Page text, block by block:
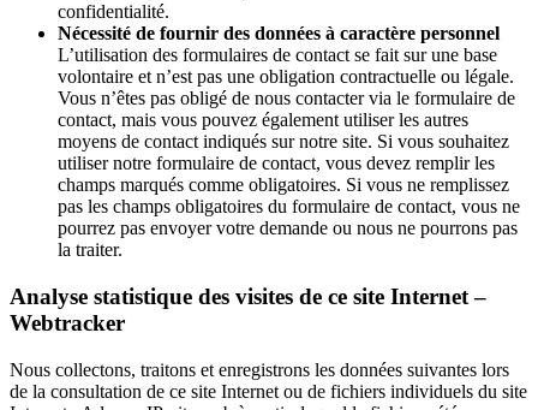
confidentialité.
Nécessité de fournir des données à caractère personnel
L’utilisation des formulaires de contact se fait sur une base
volontaire et n’est pas une obligation contractuelle ou légale.
Vous n’êtes pas obligé de nous contacter via le formulaire de
contact, mais vous pouvez également utiliser les autres
moyens de contact indiqués sur notre site. Si vous souhaitez
utiliser notre formulaire de contact, vous devez remplir les
champs marqués comme obligatoires. Si vous ne remplissez
pas les champs obligatoires du formulaire de contact, vous ne
pourrez pas envoyer votre demande ou nous ne pourrons pas
la traiter.
Analyse statistique des visites de ce site Internet –
Webtracker
Nous collectons, traitons et enregistrons les données suivantes lors
de la consultation de ce site Internet ou de fichiers individuels du site